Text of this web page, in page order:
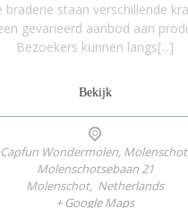
braderie staan verschillende
gevarieerd aanbod aan
Bezoekers kunnen langs[...]
Bekijk
Capfun Wondermolen,
Molenschotsebaan 21
Molenschot, Netherlands
+ Google Maps